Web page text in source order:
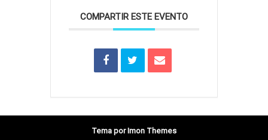
COMPARTIR ESTE EVENTO
Tema por Imon Themes